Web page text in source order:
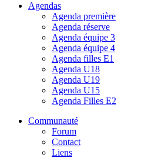
Agendas
Agenda première
Agenda réserve
Agenda équipe 3
Agenda équipe 4
Agenda filles E1
Agenda U18
Agenda U19
Agenda U15
Agenda Filles E2
Communauté
Forum
Contact
Liens